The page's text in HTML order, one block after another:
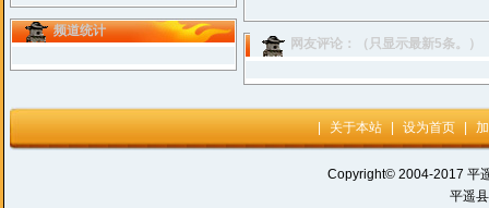
频道统计
网友评论：（只显示最新5条。）
关于本站 设为首页
Copyright© 2004-2017 平
平遥